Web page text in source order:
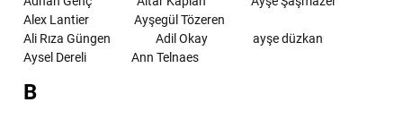
Alex Lantier
Ayşegül Tözeren
Ali Rıza Güngen
Adil Okay
ayşe düzkan
Aysel Dereli
Ann Telnaes
B